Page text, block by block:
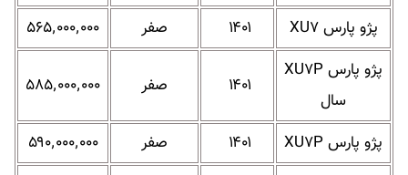
پژو پارس XU۷ ۱۴۰۱ صفر
۵۶۵٬۰۰۰٬۰۰۰
پژو پارس XU۷P
سال
۱۴۰۱ صفر ۵۸۵٬۰۰۰٬۰۰۰
پژو پارس XU۷P ۱۴۰۱ صفر
۵۹۰٬۰۰۰٬۰۰۰